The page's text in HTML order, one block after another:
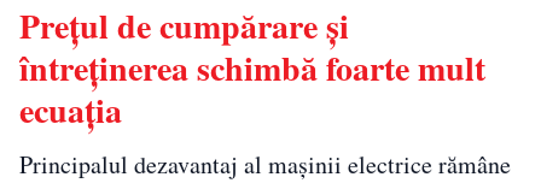
Prețul de cumpărare și
întreținerea schimbă foarte mult
ecuația
Principalul dezavantaj al mașinii electrice rămâne